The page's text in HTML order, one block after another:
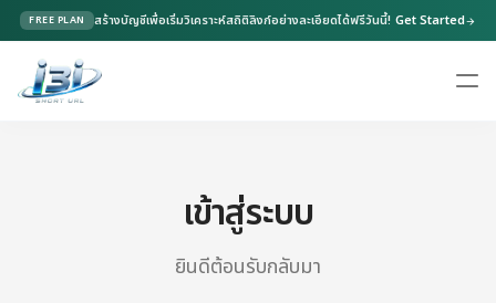
FREE PLAN สร้างบัญชีเพื่อเริ่มวิเคราะห์สถิติลิงก์อย่างละเอียดได้ฟรีวันนี้! Get Startedarrow_forward
เข้าสู่ระบบ
ยินดีต้อนรับกลับมา